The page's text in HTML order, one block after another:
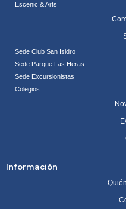
Escenic & Arts
Sede Club San Isidro
Sede Parque Las Heras
Sede Excursionistas
Colegios
Información